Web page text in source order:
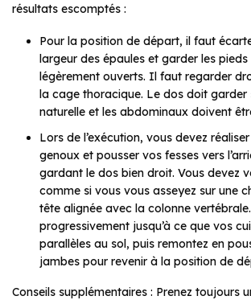
résultats escomptés :
Pour la position de départ, il faut
largeur des épaules et garder les pieds
légèrement ouverts. Il faut regarder
la cage thoracique. Le dos doit garder
naturelle et les abdominaux doivent
Lors de l’exécution, vous devez
genoux et pousser vos fesses vers
gardant le dos bien droit. Vous devez
comme si vous vous asseyez sur une
tête alignée avec la colonne
progressivement jusqu’à ce que vos
parallèles au sol, puis remontez en
jambes pour revenir à la position de
Conseils supplémentaires : Prenez toujours